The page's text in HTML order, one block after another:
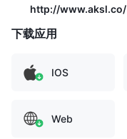
http://www.aksl.co/
下载应用
IOS
Web